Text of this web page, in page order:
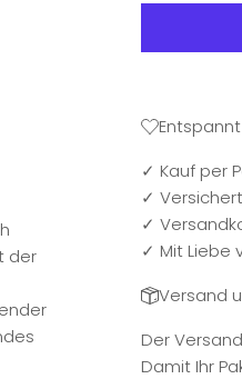
✓ Kauf per
✓
✓
✓ Mit Liebe
Versand
Der
Damit Ihr
der